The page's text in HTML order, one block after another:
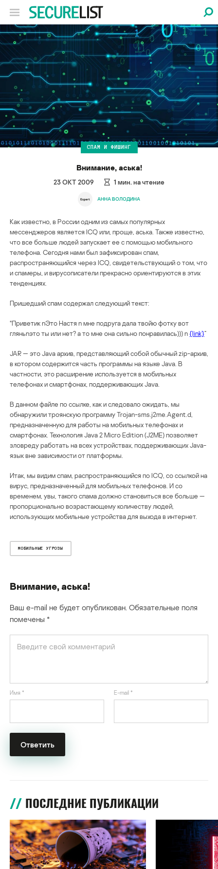
СПАМ И ФИШИНГ
Внимание, аська!
23 ОКТ 2009 1 мин. на чтение
АННА ВОЛОДИНА
Как известно, в России одним из самых популярных
мессенджеров является ICQ или, проще, аська. Также известно,
что все больше людей запускает ее с помощью мобильного
телефона. Сегодня нами был зафиксирован спам,
распространяющийся через ICQ, свидетельствующий о том, что
и спамеры, и вирусописатели прекрасно ориентируются в этих
тенденциях.
Пришедший спам содержал следующий текст:
“Приветик nЭто Настя n мне подруга дала твойю фотку вот
гляньnэто ты или нет? а то мне она сильно понравилась))) n{link}”
JAR — это Java архив, представляющий собой обычный zip-архив,
в котором содержится часть программы на языке Java. В
частности, это расширение используется в мобильных
телефонах и смартфонах, поддерживающих Java.
В данном файле по ссылке, как и следовало ожидать, мы
обнаружили троянскую программу Trojan-sms.j2me.Agent.d,
предназначенную для работы на мобильных телефонах и
смартфонах. Технология Java 2 Micro Edition (J2ME) позволяет
зловреду работать на всех устройствах, поддерживающих Java-
язык вне зависимости от платформы.
Итак, мы видим спам, распространяющийся по ICQ, со ссылкой на
вирус, предназначенный для мобильных телефонов. И со
временем, увы, такого спама должно становиться все больше —
пропорционально возрастающему количеству людей,
использующих мобильные устройства для выхода в интернет.
МОБИЛЬНЫЕ УГРОЗЫ
Внимание, аська!
Ваш e-mail не будет опубликован. Обязательные поля
помечены *
Имя * E-mail *
ПОСЛЕДНИЕ ПУБЛИКАЦИИ